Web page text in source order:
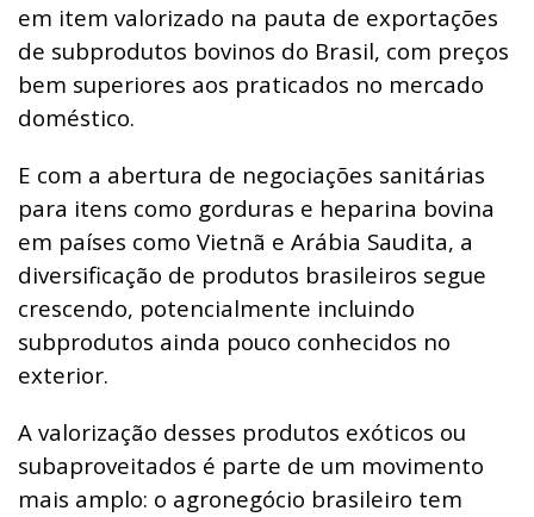
em item valorizado na pauta de exportações
de subprodutos bovinos do Brasil, com preços
bem superiores aos praticados no mercado
doméstico.
E com a abertura de negociações sanitárias
para itens como gorduras e heparina bovina
em países como Vietnã e Arábia Saudita, a
diversificação de produtos brasileiros segue
crescendo, potencialmente incluindo
subprodutos ainda pouco conhecidos no
exterior.
A valorização desses produtos exóticos ou
subaproveitados é parte de um movimento
mais amplo: o agronegócio brasileiro tem